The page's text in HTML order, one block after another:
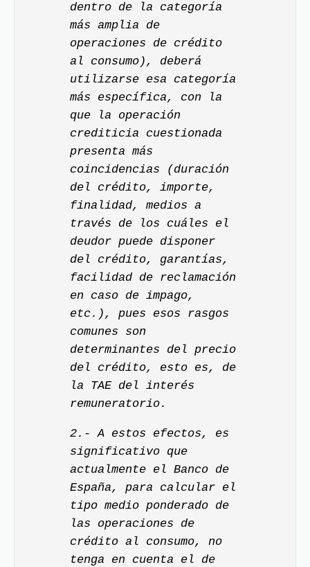
dentro de la categoría
más amplia de
operaciones de crédito
al consumo), deberá
utilizarse esa categoría
más específica, con la
que la operación
crediticia cuestionada
presenta más
coincidencias (duración
del crédito, importe,
finalidad, medios a
través de los cuáles el
deudor puede disponer
del crédito, garantías,
facilidad de reclamación
en caso de impago,
etc.), pues esos rasgos
comunes son
determinantes del precio
del crédito, esto es, de
la TAE del interés
remuneratorio.
2.- A estos efectos, es
significativo que
actualmente el Banco de
España, para calcular el
tipo medio ponderado de
las operaciones de
crédito al consumo, no
tenga en cuenta el de